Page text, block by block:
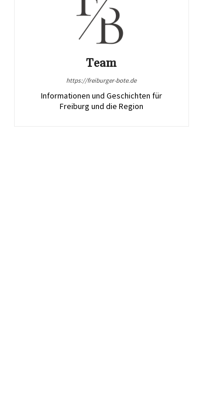
Team
https://freiburger-bote.de
Informationen und Geschichten für
Freiburg und die Region